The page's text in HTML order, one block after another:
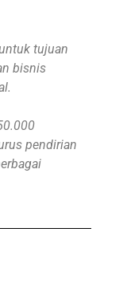
tujuan
bisnis
pendirian